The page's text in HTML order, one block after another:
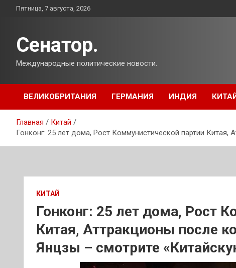
ПерейтиПятница, 7 августа, 2026
Сенатор.
Международные политические новости.
ВЕЛИКОБРИТАНИЯ ГЕРМАНИЯ ИНДИЯ
Главная
Китай
Гонконг: 25 лет дома, Рост Коммунистической партии
КИТАЙ
Гонконг: 25 лет дома, Рост
Китая, Аттракционы после
Янцзы – смотрите